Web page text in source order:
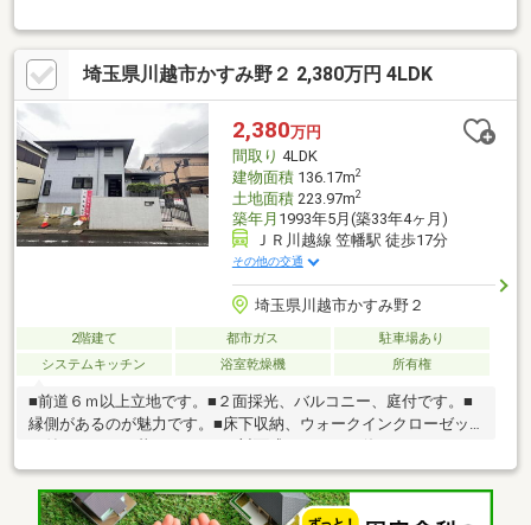
車場完備してます。3.大型キッズスペース当店自慢のキッズスペ
ースをぜひご覧ください。店内におむつ替えコーナーもご用意し
てます。4.年中無休・365日営業でお手伝い営業時間:10時～20時
まで。スピードある対応が自慢のお店です。5.提携FPへの無料個
別相談サービス社外の中立的なファイナンシャルプランナーと無
料相談。ローン返済について、老後や学費等も含めたシミュレー
ションをご提案できます。
埼玉県川越市かすみ野２ 2,380万円 4LDK
2,380万円
間取り 4LDK
建物面積136.17m2
土地面積223.97m2
築年月 1993年5月(築33年4ヶ月)
ＪＲ川越線 笠幡駅 徒歩17分
その他の交通
埼玉県川越市かすみ野２
2階建て 都市ガス
駐車場あり
システムキッチン
浴室乾燥機 所有権
■前道６ｍ以上立地です。■２面採光、バルコニー、庭付です。■
縁側があるのが魅力です。■床下収納、ウォークインクローゼッ
す。■食器洗乾燥機付で便利です。■浴室乾燥機、浴室に窓付でバ
スタイムを快適に過ごせます。■ＴＶモニタ付インターホン、ダ
ブルロックドアで安心です。土地面積50坪以上。■LDK15畳以